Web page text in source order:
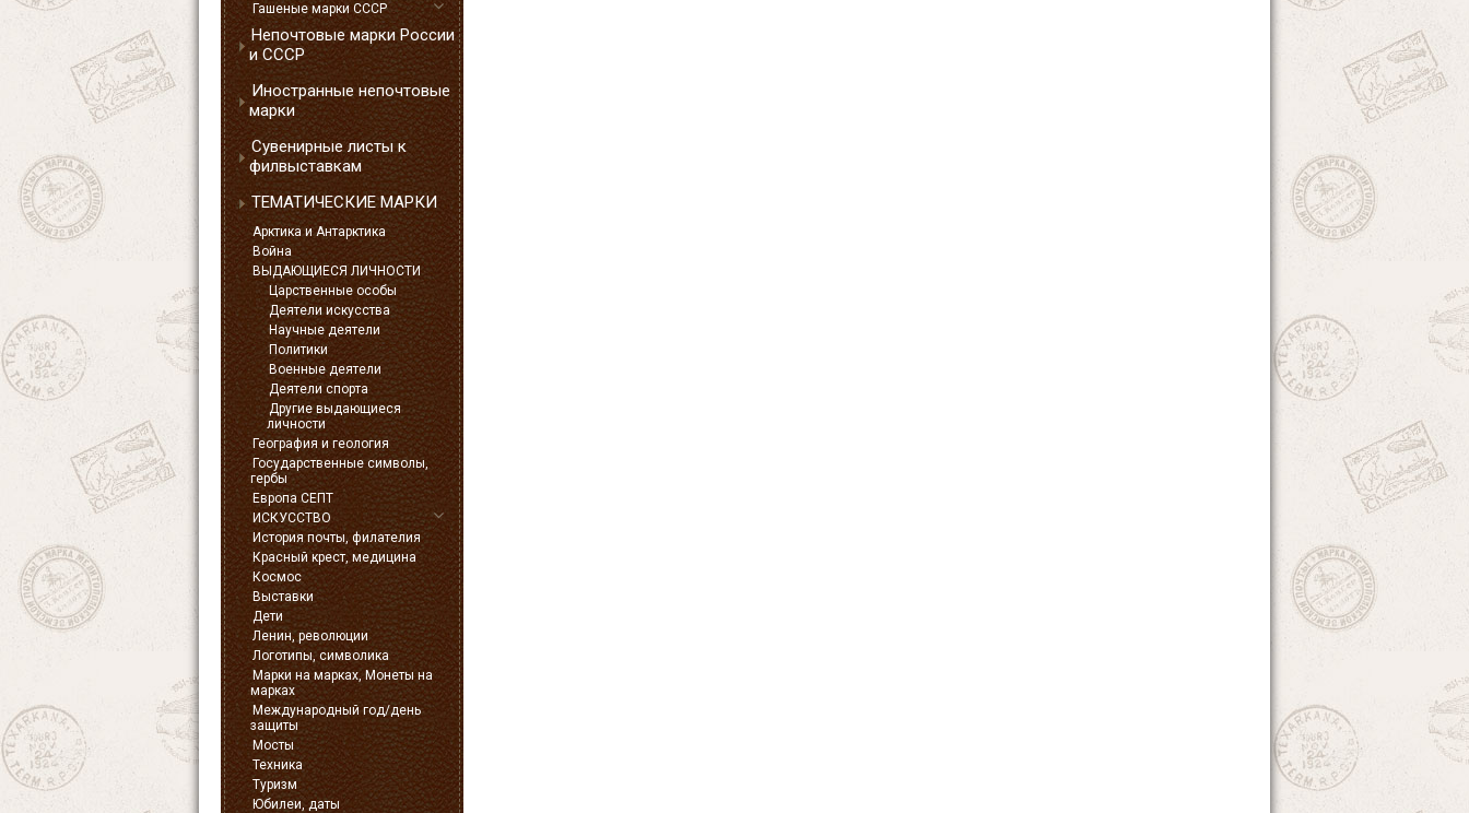
Гашеные марки СССР
Непочтовые марки России
и СССР
Иностранные непочтовые
марки
Сувенирные листы к
филвыставкам
ТЕМАТИЧЕСКИЕ МАРКИ
Арктика и Антарктика
Война
ВЫДАЮЩИЕСЯ ЛИЧНОСТИ
Царственные особы
Деятели искусства
Научные деятели
Политики
Военные деятели
Деятели спорта
Другие выдающиеся
личности
География и геология
Государственные символы,
гербы
Европа СЕПТ
ИСКУССТВО
История почты, филателия
Красный крест, медицина
Космос
Выставки
Дети
Ленин, революции
Логотипы, символика
Марки на марках, Монеты на
марках
Международный год/день
защиты
Мосты
Техника
Туризм
Юбилеи, даты